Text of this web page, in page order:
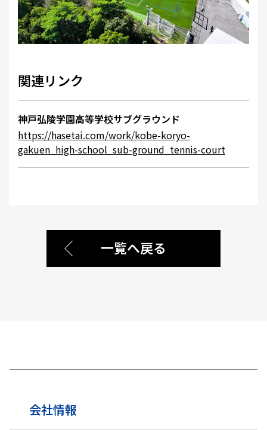
関連リンク
神戸弘陵学園高等学校サブグラウンド
https://hasetai.com/work/kobe-koryo-
gakuen_high-school_sub-ground_tennis-court
一覧へ戻る
会社情報